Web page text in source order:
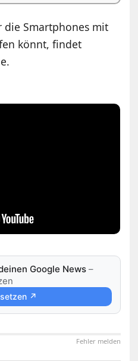
Smartphones mit
könnt, findet
Google News –
↗
Fehler melden